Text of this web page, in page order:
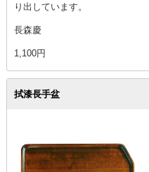
り出しています。
長森慶
1,100円
拭漆長手盆